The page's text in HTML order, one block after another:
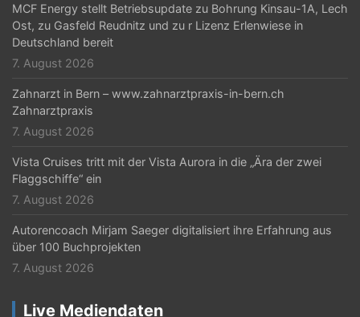
MCF Energy stellt Betriebsupdate zu Bohrung Kinsau-1A, Lech
Ost, zu Gasfeld Reudnitz und zu r Lizenz Erlenwiese in
Deutschland bereit
7. August 2026
Zahnarzt in Bern – www.zahnarztpraxis-in-bern.ch
Zahnarztpraxis
7. August 2026
Vista Cruises tritt mit der Vista Aurora in die „Ära der zwei
Flaggschiffe“ ein
7. August 2026
Autorencoach Mirjam Saeger digitalisiert ihre Erfahrung aus
über 100 Buchprojekten
7. August 2026
Live Mediendaten